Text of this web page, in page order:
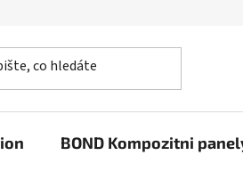
BOND Kompozitni